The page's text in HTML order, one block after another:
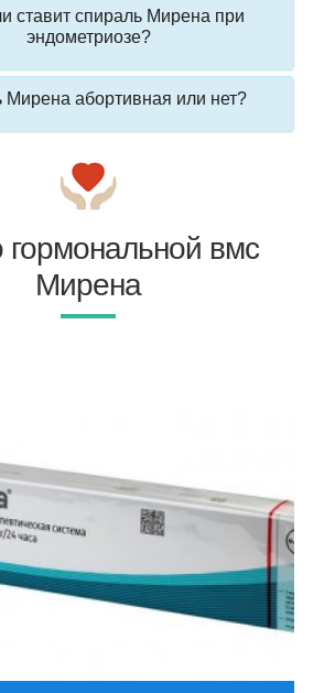
ставит спираль Мирена при
эндометриозе?
Мирена абортивная или нет?
гормональной вмс
Мирена